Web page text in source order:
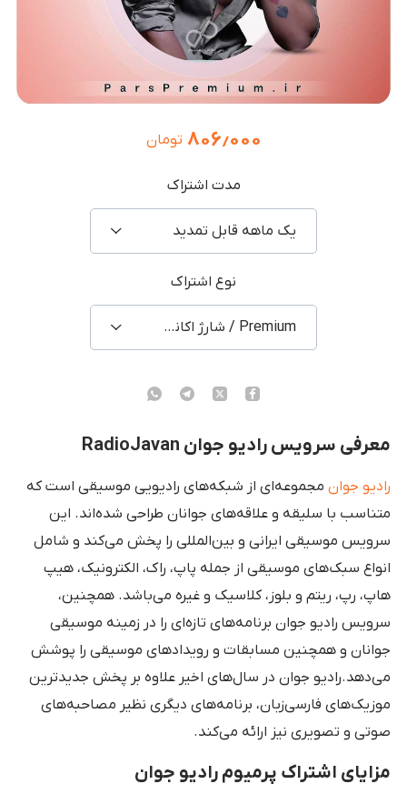
۸۰۶٫۰۰۰ تومان
مدت اشتراک
یک ماهه قابل تمدید
نوع اشتراک
Premium / شارژ اکانت شخصی
معرفی سرویس رادیو جوان RadioJavan
رادیو جوانمجموعه‌ای از شبکه‌های رادیویی موسیقی است که
متناسب با سلیقه و علاقه‌های جوانان طراحی شده‌اند. این
سرویس موسیقی ایرانی و بین‌المللی را پخش می‌کند و شامل
انواع سبک‌های موسیقی از جمله پاپ، راک، الکترونیک، هیپ
هاپ، رپ، ریتم و بلوز، کلاسیک و غیره می‌باشد. همچنین،
سرویس رادیو جوان برنامه‌های تازه‌ای را در زمینه موسیقی
جوانان و همچنین مسابقات و رویدادهای موسیقی را پوشش
می‌دهد.رادیو جوان در سال‌های اخیر علاوه بر پخش جدیدترین
موزیک‌های فارسی‌زبان، برنامه‌های دیگری نظیر مصاحبه‌های
صوتی و تصویری نیز ارائه می‌کند.
مزایای اشتراک پرمیوم رادیو جوان